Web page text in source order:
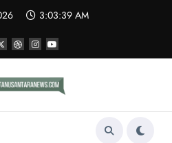
3:03:40 AM